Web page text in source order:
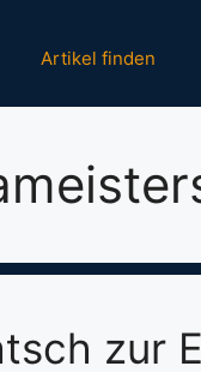
Artikel finden
zur